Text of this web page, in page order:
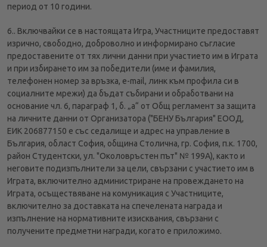
период от 10 години.
6.. Включвайки се в настоящата Игра, Участниците предоставят
изрично, свободно, доброволно и информирано съгласие
предоставените от тях лични данни при участието им в Играта
и при избирането им за победители (име и фамилия,
телефонен номер за връзка, e-mail, линк към профила си в
социалните мрежи) да бъдат събирани и обработвани на
основание чл. 6, параграф 1, б. „а“ от Общ регламент за защита
на личните данни от Организатора ("БЕНУ България" ЕООД,
ЕИК 206877150 е със седалище и адрес на управление в
България, област София, община Столична, гр. София, п.к. 1700,
район Студентски, ул. "Околовръстен път" № 199А), както и
неговите подизпълнители за цели, свързани с участието им в
Играта, включително администриране на провеждането на
Играта, осъществяване на комуникация с Участниците,
включително за доставката на спечелената награда и
изпълнение на нормативните изисквания, свързани с
получените предметни награди, когато е приложимо.